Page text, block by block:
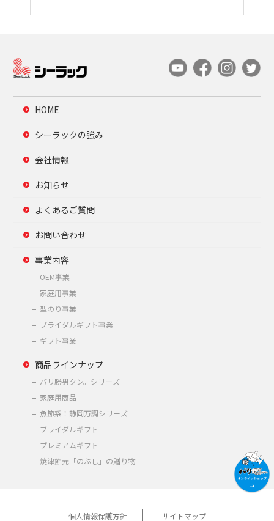
HOME
シーラックの強み
会社情報
お知らせ
よくあるご質問
お問い合わせ
事業内容
OEM事業
家庭用事業
型のり事業
ブライダルギフト事業
ギフト事業
商品ラインナップ
バリ勝男クン。シリーズ
家庭用商品
魚節系！静岡万調シリーズ
ブライダルギフト
プレミアムギフト
焼津節元「のぶし」の贈り物
個人情報保護方針 サイトマップ